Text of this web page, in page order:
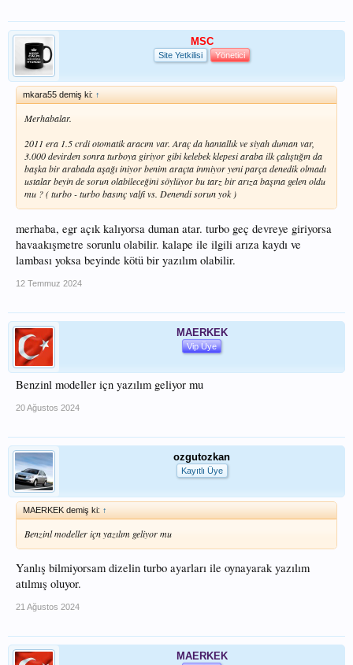
MSC
Site Yetkilisi Yönetici
mkara55 demiş ki: ↑
Merhabalar.
2011 era 1.5 crdi otomatik aracım var. Araç da hantallık ve siyah duman var,
3.000 devirden sonra turboya giriyor gibi kelebek klepesi araba ilk çalıştığın da
başka bir arabada aşağı iniyor benim araçta inmiyor yeni parça denedik olmadı
ustalar beyin de sorun olabileceğini söylüyor bu tarz bir arıza başına gelen oldu
mu ? ( turbo - turbo basınç valfi vs. Denendi sorun yok )
merhaba, egr açık kalıyorsa duman atar. turbo geç devreye giriyorsa
havaakışmetre sorunlu olabilir. kalape ile ilgili arıza kaydı ve
lambası yoksa beyinde kötü bir yazılım olabilir.
12 Temmuz 2024
MAERKEK
Vip Üye
Benzinl modeller içn yazılım geliyor mu
20 Ağustos 2024
ozgutozkan
Kayıtlı Üye
MAERKEK demiş ki: ↑
Benzinl modeller içn yazılım geliyor mu
Yanlış bilmiyorsam dizelin turbo ayarları ile oynayarak yazılım
atılmış oluyor.
21 Ağustos 2024
MAERKEK